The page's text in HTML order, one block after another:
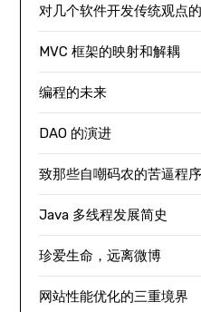
对几个软件开发传统观点
MVC 框架的映射和解耦
编程的未来
DAO 的演进
致那些自嘲码农的苦逼程
Java 多线程发展简史
珍爱生命，远离微博
网站性能优化的三重境界